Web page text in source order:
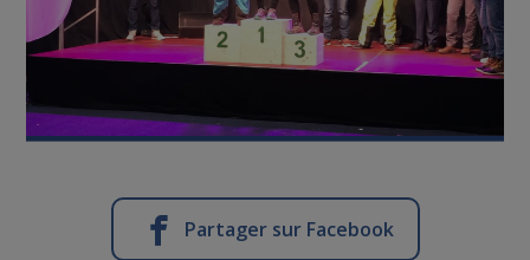
Partager sur Facebook